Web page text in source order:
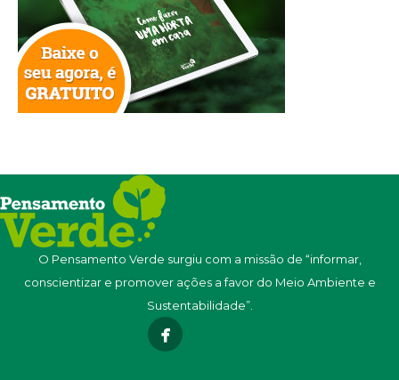
O Pensamento Verde surgiu com a missão de “informar,
conscientizar e promover ações a favor do Meio Ambiente e
Sustentabilidade”.